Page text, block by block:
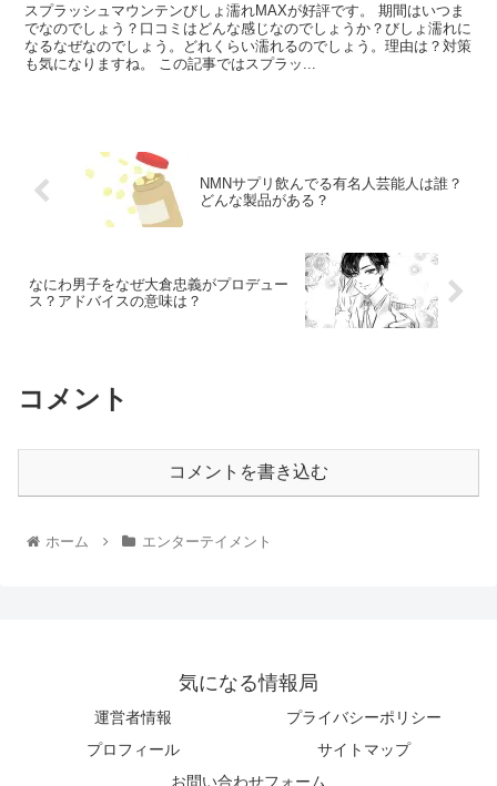
スプラッシュマウンテンびしょ濡れMAXが好評です。 期間はいつま
でなのでしょう？口コミはどんな感じなのでしょうか？びしょ濡れに
なるなぜなのでしょう。どれくらい濡れるのでしょう。理由は？対策
も気になりますね。 この記事ではスプラッ...
NMNサプリ飲んでる有名人芸能人は誰？
どんな製品がある？
なにわ男子をなぜ大倉忠義がプロデュー
ス？アドバイスの意味は？
コメント
コメントを書き込む
ホーム エンターテイメント
気になる情報局
運営者情報
プライバシーポリシー
プロフィール
サイトマップ
お問い合わせフォーム